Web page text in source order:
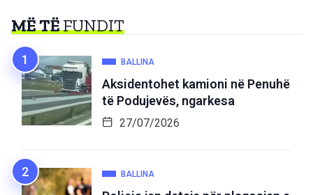
MË TËFUNDIT
BALLINA
Aksidentohet kamioni në Penuhë
të Podujevës, ngarkesa
27/07/2026
BALLINA